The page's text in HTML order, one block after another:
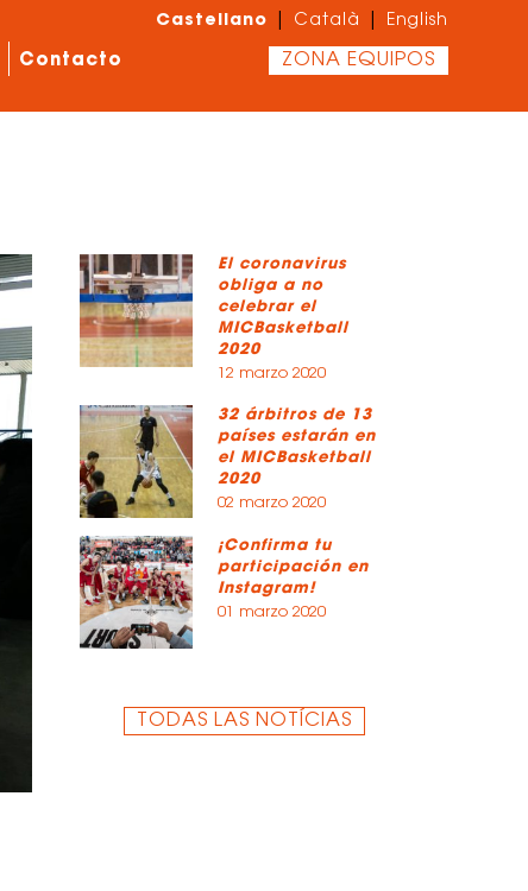
Castellano Català English
ZONA EQUIPOS
Contacto
El coronavirus
obliga a no
celebrar el
MICBasketball
2020
12 marzo 2020
32 árbitros de 13
países estarán en
el MICBasketball
2020
02 marzo 2020
¡Confirma tu
participación en
Instagram!
01 marzo 2020
TODAS LAS NOTÍCIAS